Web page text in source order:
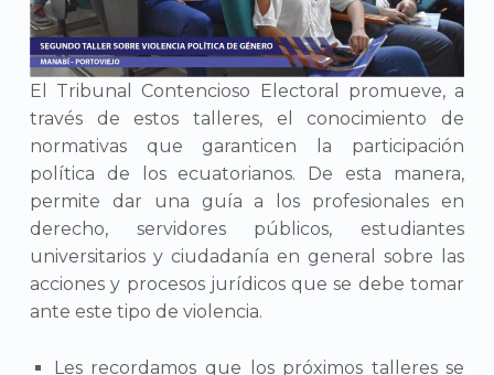
El Tribunal Contencioso Electoral promueve, a
través de estos talleres, el conocimiento de
normativas que garanticen la participación
política de los ecuatorianos. De esta manera,
permite dar una guía a los profesionales en
derecho, servidores públicos, estudiantes
universitarios y ciudadanía en general sobre las
acciones y procesos jurídicos que se debe tomar
ante este tipo de violencia.
Les recordamos que los próximos talleres se